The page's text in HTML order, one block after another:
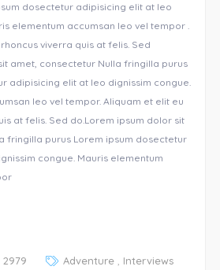
dosectetur adipisicing elit at leo
elementum accumsan leo vel tempor .
viverra quis at felis. Sed
amet, consectetur Nulla fringilla purus
adipisicing elit at leo dignissim congue.
leo vel tempor. Aliquam et elit eu
at felis. Sed do.Lorem ipsum dolor sit
fringilla purus Lorem ipsum dosectetur
congue. Mauris elementum
2979 Adventure, Interviews